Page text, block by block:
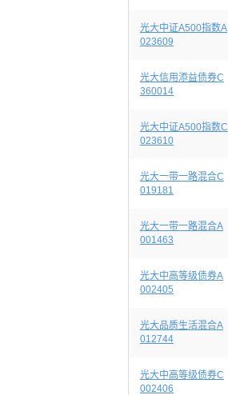
光大中证A500指数A
023609
光大信用添益债券C
360014
光大中证A500指数C
023610
光大一带一路混合C
019181
光大一带一路混合A
001463
光大中高等级债券A
002405
光大品质生活混合A
012744
光大中高等级债券C
002406